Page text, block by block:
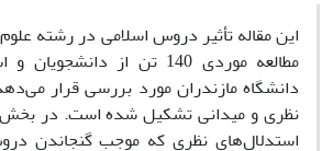
این مقاله تأثیر دروس اسلامی در رشته
مطالعه موردی 140 تن از
دانشگاه مازندران مورد بررسی قرار
نظری و میدانی تشکیل شده است. در
استدلال‌های نظری که موجب گنجاندن